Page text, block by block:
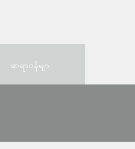
ဆရာဝန်မျာ